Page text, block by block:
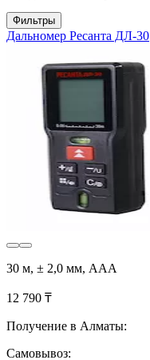
Фильтры
Дальномер Ресанта ДЛ-30
30 м, ± 2,0 мм, AAA
12 790 ₸
Получение в Алматы:
Самовывоз: